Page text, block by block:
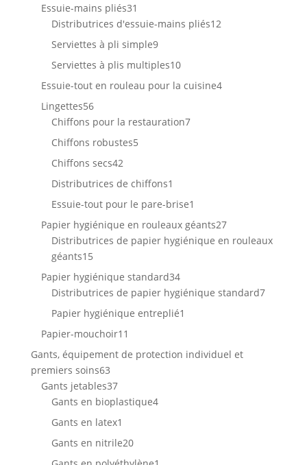
Essuie-mains pliés31
produits
Distributrices d'essuie-mains pliés1212
Serviettes à pli simple99
produits
Serviettes à plis multiples1010
produits
Essuie-tout en rouleau pour la cuisine44
Lingettes5656
produits
Chiffons pour la restauration77
Chiffons robustes55
Chiffons secs4242
produits
Distributrices de chiffons1
produit
Essuie-tout pour le pare-brise1
produit
Papier hygiénique en rouleaux géants2727
produits
Distributrices de papier hygiénique en rouleaux
géants1515
produits
Papier hygiénique standard3434
produits
Distributrices de papier hygiénique standard77
Papier hygiénique entreplié1
Papier-mouchoir11
produits
Gants, équipement de protection individuel et
premiers soins6363
produits
Gants jetables3737
produits
Gants en bioplastique44
Gants en latex1
produit
Gants en nitrile2020
produits